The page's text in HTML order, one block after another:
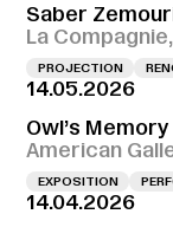
Saber
La
PROJECTION
14.05.2026
Owl’s
American
EXPOSITION
14.04.2026